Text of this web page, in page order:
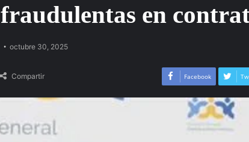
fraudulentas en
octubre 30, 2025
Compartir Facebook